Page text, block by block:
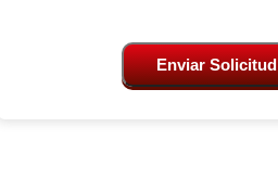
Enviar Solicitud